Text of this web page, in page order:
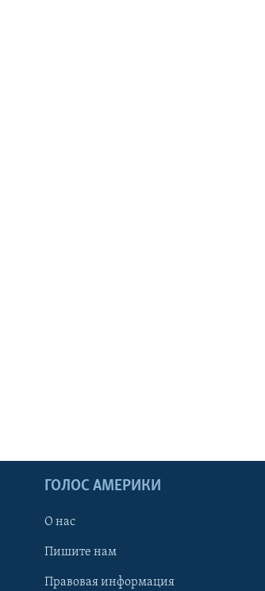
ГОЛОС АМЕРИКИ
О нас
Пишите нам
Правовая информация